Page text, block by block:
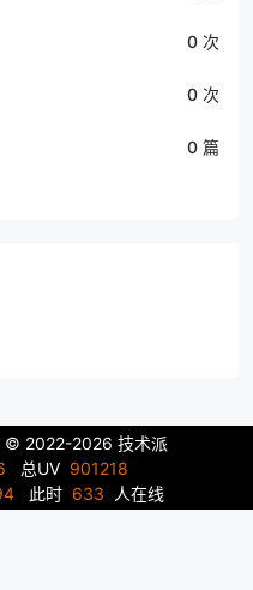
0 次
0 次
0 篇
© 2022-2026 技术派
总UV 901218
此时 633 人在线